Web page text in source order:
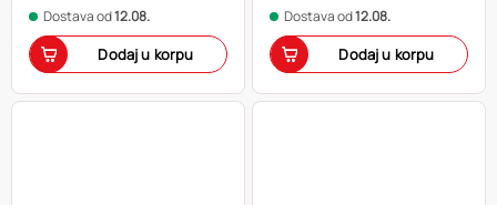
Dostava od12.08.
Dodaj u korpu
Dostava od12.08.
Dodaj u korpu